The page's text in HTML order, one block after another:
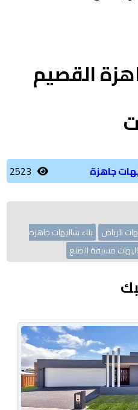
القصيم
جاهزة 2523
الرياض
بناء شاليهات جاهزة
مسبقة الصنع